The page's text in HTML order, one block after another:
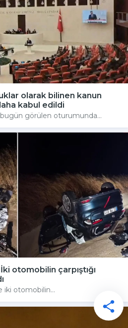
olarak bilinen kanun
kabul edildi
görülen oturumunda...
otomobilin çarpıştığı
iki otomobilin...